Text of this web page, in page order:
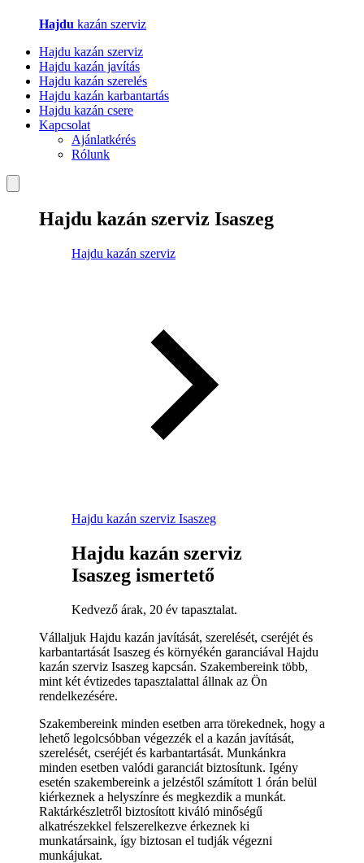
Hajdu kazán szerviz
Hajdu kazán szerviz
Hajdu kazán javítás
Hajdu kazán szerelés
Hajdu kazán karbantartás
Hajdu kazán csere
Kapcsolat
Ajánlatkérés
Rólunk
Hajdu kazán szerviz Isaszeg
Hajdu kazán szerviz
Hajdu kazán szerviz Isaszeg
Hajdu kazán szerviz
Isaszeg ismertető
Kedvező árak, 20 év tapasztalat.
Vállaljuk Hajdu kazán javítását, szerelését, cseréjét és
karbantartását Isaszeg és környékén garanciával Hajdu
kazán szerviz Isaszeg kapcsán. Szakembereink több,
mint két évtizedes tapasztalattal állnak az Ön
rendelkezésére.
Szakembereink minden esetben arra törekednek, hogy a
lehető legolcsóbban végezzék el a kazán javítását,
szerelését, cseréjét és karbantartását. Munkánkra
minden esetben valódi garanciát biztosítunk. Igény
esetén szakembereink a jelzéstől számított 1 órán belül
kiérkeznek a helyszínre és megkezdik a munkát.
Raktárkészletről biztosított kiváló minőségű
alkatrészekkel felszerelkezve érkeznek ki
munkatársaink, így biztosan el tudják végezni
munkájukat.